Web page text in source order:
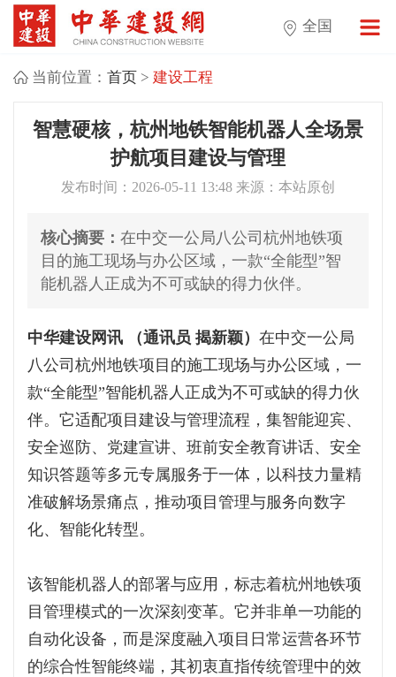
全国
当前位置： 首页> 建设工程
智慧硬核，杭州地铁智能机器人全场景
护航项目建设与管理
发布时间：2026-05-11 13:48 来源：本站原创
核心摘要： 在中交一公局八公司杭州地铁项
目的施工现场与办公区域，一款“全能型”智
能机器人正成为不可或缺的得力伙伴。
中华建设网讯 （通讯员 揭新颖） 在中交一公局
八公司杭州地铁项目的施工现场与办公区域，一
款“全能型”智能机器人正成为不可或缺的得力伙
伴。它适配项目建设与管理流程，集智能迎宾、
安全巡防、党建宣讲、班前安全教育讲话、安全
知识答题等多元专属服务于一体，以科技力量精
准破解场景痛点，推动项目管理与服务向数字
化、智能化转型。
该智能机器人的部署与应用，标志着杭州地铁项
目管理模式的一次深刻变革。它并非单一功能的
自动化设备，而是深度融入项目日常运营各环节
的综合性智能终端，其初衷直指传统管理中的效